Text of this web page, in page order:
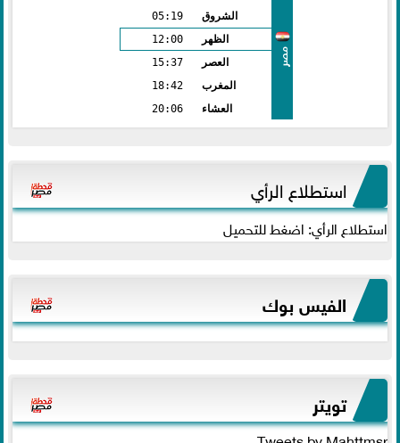
مصر
الشروق
05:19
الظهر
12:00
العصر
15:37
المغرب
18:42
العشاء
20:06
استطلاع الرأي
استطلاع الرأي: اضغط للتحميل
الفيس بوك
تويتر